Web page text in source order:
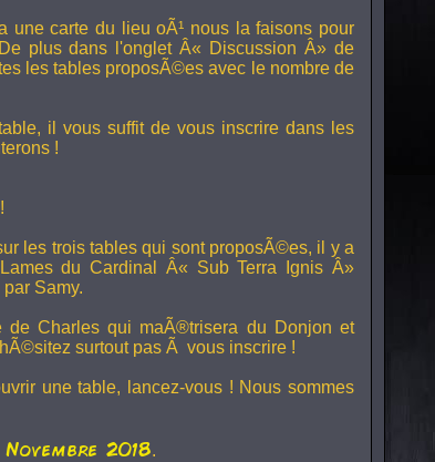
carte du lieu oÃ¹ nous la faisons pour
plus dans l'onglet Â« Discussion Â» de
les tables proposÃ©es avec le nombre de
il vous suffit de vous inscrire dans les
!
les trois tables qui sont proposÃ©es, il y a
du Cardinal
Â« Sub Terra Ignis Â»
Samy.
de Charles qui maÃ®trisera du Donjon et
surtout pas Ã vous inscrire !
une table, lancez-vous ! Nous sommes
2018.